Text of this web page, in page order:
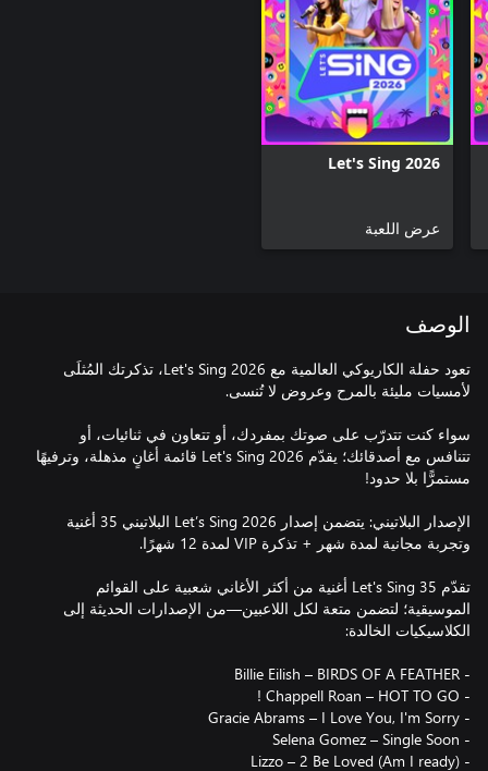
Let's Sing 2026
عرض اللعبة
الوصف
تعود حفلة الكاريوكي العالمية مع Let's Sing 2026، تذكرتك المُثلَى
سواء كنت تتدرّب على صوتك بمفردك، أو تتعاون في ثنائيات، أو
تتنافس مع أصدقائك؛ يقدّم Let's Sing 2026 قائمة أغانٍ مذهلة، وترفيهًا
الإصدار البلاتيني: يتضمن إصدار Let’s Sing 2026 البلاتيني 35 أغنية
تقدّم Let's Sing 35 أغنية من أكثر الأغاني شعبية على القوائم
الموسيقية؛ لتضمن متعة لكل اللاعبين—من الإصدارات الحديثة إلى